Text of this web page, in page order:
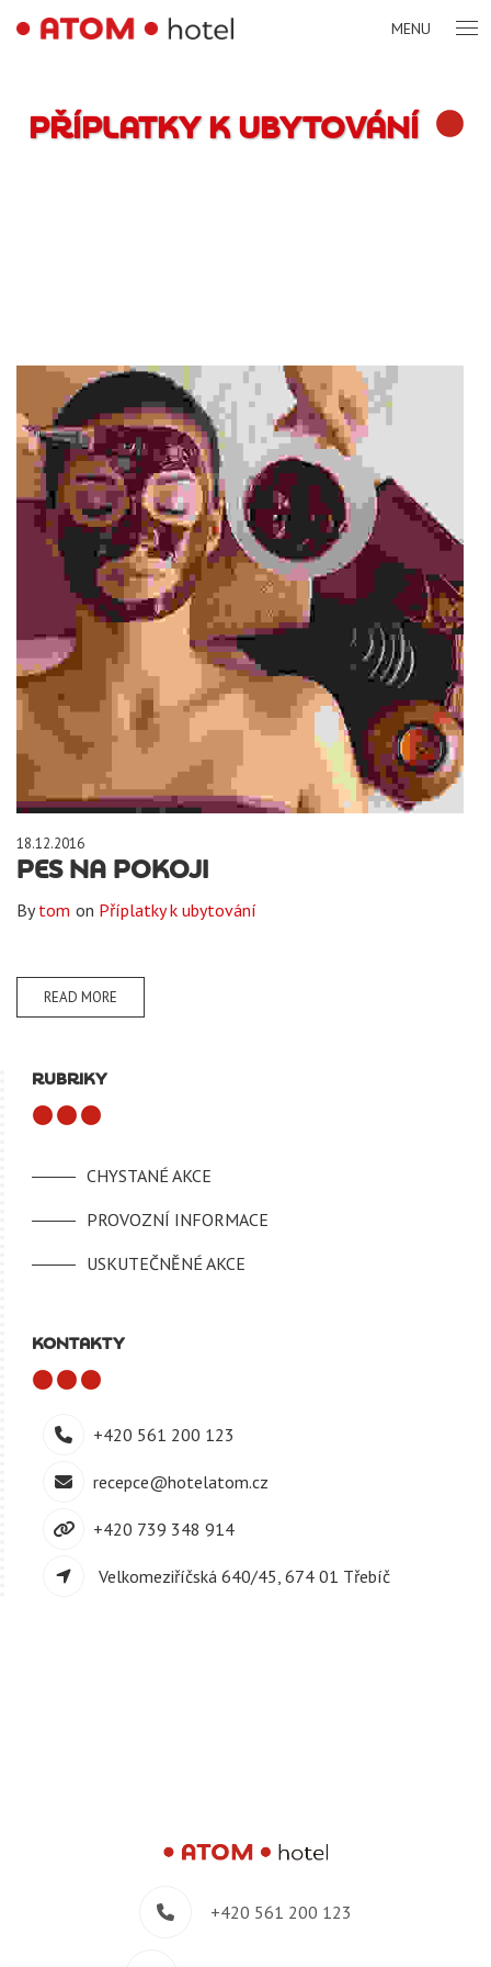
MENU
PŘÍPLATKY K UBYTOVÁNÍ
18.12.2016
PES NA POKOJI
Bytom on Příplatky k ubytování
READ MORE
RUBRIKY
CHYSTANÉ AKCE
PROVOZNÍ INFORMACE
USKUTEČNĚNÉ AKCE
KONTAKTY
+420 561 200 123
recepce@hotelatom.cz
+420 739 348 914
Velkomeziříčská 640/45, 674 01 Třebíč
+420 561 200 123